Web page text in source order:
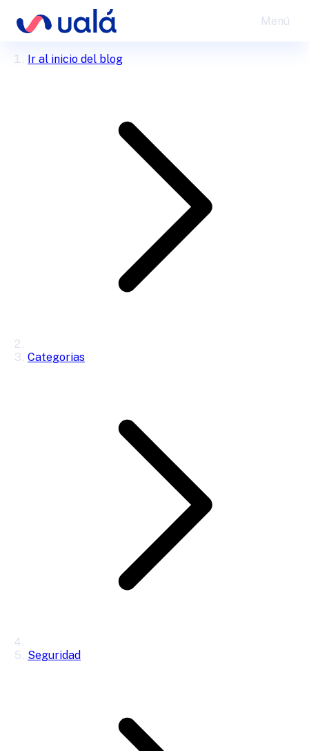
Menú
Ir al inicio del blog
Categorias
Seguridad